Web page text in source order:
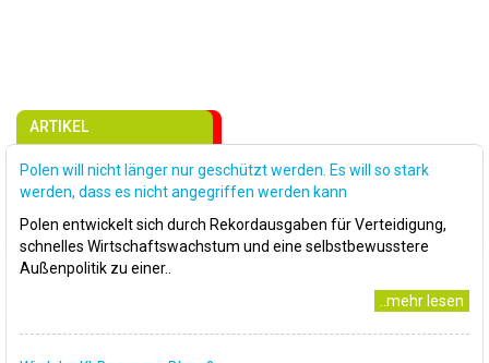
ARTIKEL
Polen will nicht länger nur geschützt werden. Es will so stark
werden, dass es nicht angegriffen werden kann
Polen entwickelt sich durch Rekordausgaben für Verteidigung,
schnelles Wirtschaftswachstum und eine selbstbewusstere
Außenpolitik zu einer..
..mehr lesen